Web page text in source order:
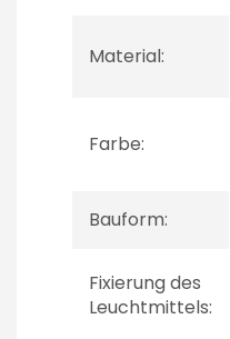
Material:
Farbe:
Bauform:
Fixierung des
Leuchtmittels: